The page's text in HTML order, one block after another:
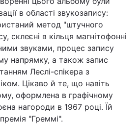
в області звукозапису:
метод "штучного
склеєні в кільця магнітофонні
звуками, процес запису
напрямку, а також запис
Леслі-спікера з
Цікаво й те, що навіть
оформлена в графічному
нагороди в 1967 році. Їй
"Греммі".